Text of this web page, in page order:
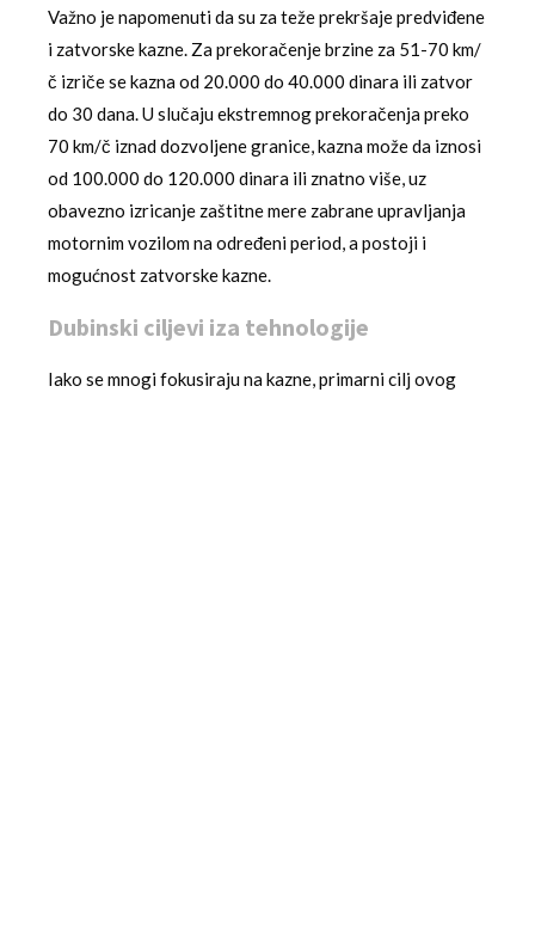
Važno je napomenuti da su za teže prekršaje predviđene
i zatvorske kazne. Za prekoračenje brzine za 51-70 km/
č izriče se kazna od 20.000 do 40.000 dinara ili zatvor
do 30 dana. U slučaju ekstremnog prekoračenja preko
70 km/č iznad dozvoljene granice, kazna može da iznosi
od 100.000 do 120.000 dinara ili znatno više, uz
obavezno izricanje zaštitne mere zabrane upravljanja
motornim vozilom na određeni period, a postoji i
mogućnost zatvorske kazne.
Dubinski ciljevi iza tehnologije
Iako se mnogi fokusiraju na kazne, primarni cilj ovog